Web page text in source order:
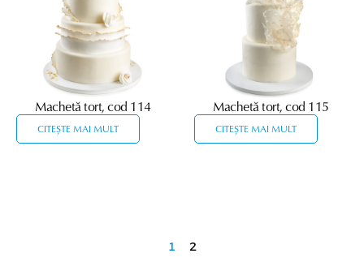
Machetă tort, cod 114
CITEȘTE MAI MULT
Machetă tort, cod 115
CITEȘTE MAI MULT
1 2